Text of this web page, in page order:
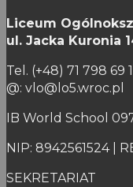
Liceum
ul. Jacka Kuronia
Tel. (+48) 71 798 69
@: vlo@lo5.wroc.pl
IB World School
NIP: 8942561524 |
SEKRETARIAT